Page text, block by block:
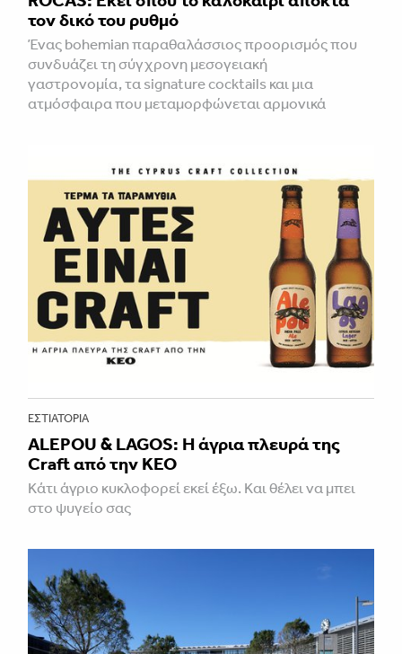
τον δικό του ρυθμό
Ένας bohemian παραθαλάσσιος προορισμός που
συνδυάζει τη σύγχρονη μεσογειακή
γαστρονομία, τα signature cocktails και μια
ατμόσφαιρα που μεταμορφώνεται αρμονικά
ΕΣΤΙΑΤΌΡΙΑ
ALEPOU & LAGOS: Η άγρια πλευρά της
Craft από την ΚΕΟ
Κάτι άγριο κυκλοφορεί εκεί έξω. Και θέλει να μπει
στο ψυγείο σας